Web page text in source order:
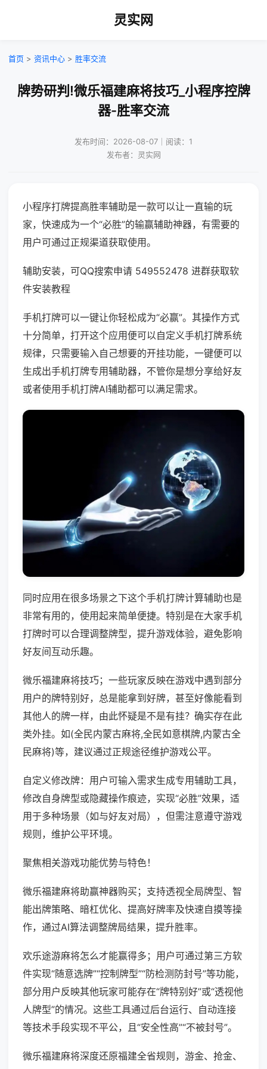
灵实网
首页 > 资讯中心 > 胜率交流
牌势研判!微乐福建麻将技巧_小程序控牌
器-胜率交流
发布时间：2026-08-07｜阅读：1
发布者：灵实网
小程序打牌提高胜率辅助是一款可以让一直输的玩
家，快速成为一个“必胜”的输赢辅助神器，有需要的
用户可通过正规渠道获取使用。
辅助安装，可QQ搜索申请 549552478 进群获取软
件安装教程
手机打牌可以一键让你轻松成为“必赢”。其操作方式
十分简单，打开这个应用便可以自定义手机打牌系统
规律，只需要输入自己想要的开挂功能，一键便可以
生成出手机打牌专用辅助器，不管你是想分享给好友
或者使用手机打牌AI辅助都可以满足需求。
同时应用在很多场景之下这个手机打牌计算辅助也是
非常有用的，使用起来简单便捷。特别是在大家手机
打牌时可以合理调整牌型，提升游戏体验，避免影响
好友间互动乐趣。
微乐福建麻将技巧；一些玩家反映在游戏中遇到部分
用户的牌特别好，总是能拿到好牌，甚至好像能看到
其他人的牌一样，由此怀疑是不是有挂？确实存在此
类外挂。如(全民内蒙古麻将,全民如意棋牌,内蒙古全
民麻将)等，建议通过正规途径维护游戏公平。
自定义修改牌：用户可输入需求生成专用辅助工具，
修改自身牌型或隐藏操作痕迹，实现“必胜”效果，适
用于多种场景（如与好友对局），但需注意遵守游戏
规则，维护公平环境。
聚焦相关游戏功能优势与特色！
微乐福建麻将助赢神器购买；支持透视全局牌型、智
能出牌策略、暗杠优化、提高好牌率及快速自摸等操
作，通过AI算法调整牌局结果，提升胜率。
欢乐途游麻将怎么才能赢得多；用户可通过第三方软
件实现“随意选牌”“控制牌型”“防检测防封号”等功能，
部分用户反映其他玩家可能存在“牌特别好”或“透视他
人牌型”的情况。这些工具通过后台运行、自动连接
等技术手段实现不平公，且“安全性高”“不被封号”。
微乐福建麻将深度还原福建全省规则，游金、抢金、